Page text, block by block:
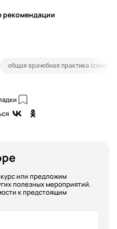
рекомендации
общая врачебная практика
или предложим
полезных мероприятий.
к предстоящим